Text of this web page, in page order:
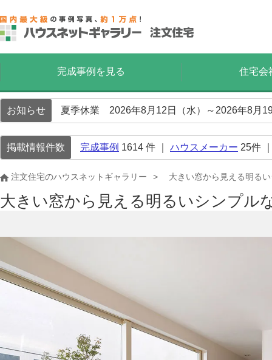
完成事例を見る 住宅会
お知らせ 夏季休業 2026年8月12日（水）～2026年8月
掲載情報件数 完成事例 1614 件 ｜ ハウスメーカー 25件
注文住宅のハウスネットギャラリー 大きい窓から見える明る
大きい窓から見える明るいシンプル